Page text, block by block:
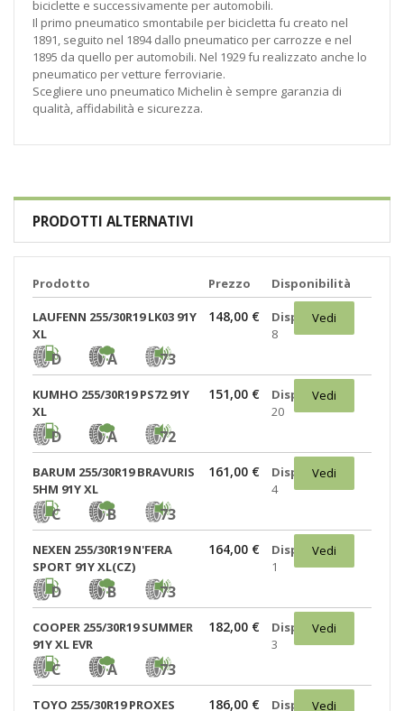
biciclette e successivamente per automobili.
Il primo pneumatico smontabile per bicicletta fu creato nel
1891, seguito nel 1894 dallo pneumatico per carrozze e nel
1895 da quello per automobili. Nel 1929 fu realizzato anche lo
pneumatico per vetture ferroviarie.
Scegliere uno pneumatico Michelin è sempre garanzia di
qualità, affidabilità e sicurezza.
PRODOTTI ALTERNATIVI
Prodotto Prezzo Disponibilità
LAUFENN 255/30R19 LK03 91Y
XL
D A 73
148,00 €
Disponibili:
8
Vedi
KUMHO 255/30R19 PS72 91Y
XL
D A 72
151,00 €
Disponibili:
20
Vedi
BARUM 255/30R19 BRAVURIS
5HM 91Y XL
C B 73
161,00 €
Disponibili:
4
Vedi
NEXEN 255/30R19 N'FERA
SPORT 91Y XL(CZ)
D B 73
164,00 €
Disponibili:
1
Vedi
COOPER 255/30R19 SUMMER
91Y XL EVR
C A 73
182,00 €
Disponibili:
3
Vedi
TOYO 255/30R19 PROXES
186,00 €
Disponibili:
Vedi